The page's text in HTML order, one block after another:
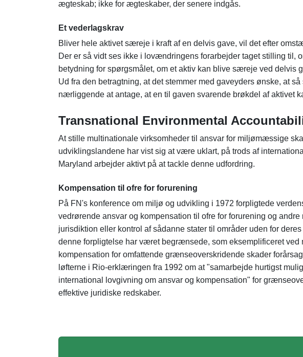
ægteskab; ikke for ægteskaber, der senere indgås.
Et vederlagskrav
Bliver hele aktivet særeje i kraft af en delvis gave, vil det efter
Der er så vidt ses ikke i lovændringens forarbejder taget stilling til,
betydning for spørgsmålet, om et aktiv kan blive særeje ved delvis
Ud fra den betragtning, at det stemmer med gaveyders ønske, at
nærliggende at antage, at en til gaven svarende brøkdel af aktivet
Transnational Environmental
At stille multinationale virksomheder til ansvar for miljømæssige
udviklingslandene har vist sig at være uklart, på trods af
Maryland arbejder aktivt på at tackle denne udfordring.
Kompensation til ofre for forurening
På FN's konference om miljø og udvikling i 1972 forpligtede
vedrørende ansvar og kompensation til ofre for forurening og
jurisdiktion eller kontrol af sådanne stater til områder uden for
denne forpligtelse har været begrænsede, som eksemplificeret
kompensation for omfattende grænseoverskridende skader
løfterne i Rio-erklæringen fra 1992 om at "samarbejde hurtigst
international lovgivning om ansvar og kompensation" for
effektive juridiske redskaber.